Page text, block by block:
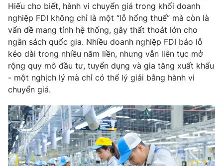
® Cấm sao chép dưới mọi hình thức nếu không có sự chấp
thuận bằng văn bản. Ghi rõ nguồn VTV.vn khi phát hành lại
thông tin từ website này.
Hiếu cho biết, hành vi chuyển giá trong khối doanh
nghiệp FDI không chỉ là một “lỗ hổng thuế” mà còn là
vấn đề mang tính hệ thống, gây thất thoát lớn cho
ngân sách quốc gia. Nhiều doanh nghiệp FDI báo lỗ
kéo dài trong nhiều năm liền, nhưng vẫn liên tục mở
rộng quy mô đầu tư, tuyển dụng và gia tăng xuất khẩu
- một nghịch lý mà chỉ có thể lý giải bằng hành vi
chuyển giá.